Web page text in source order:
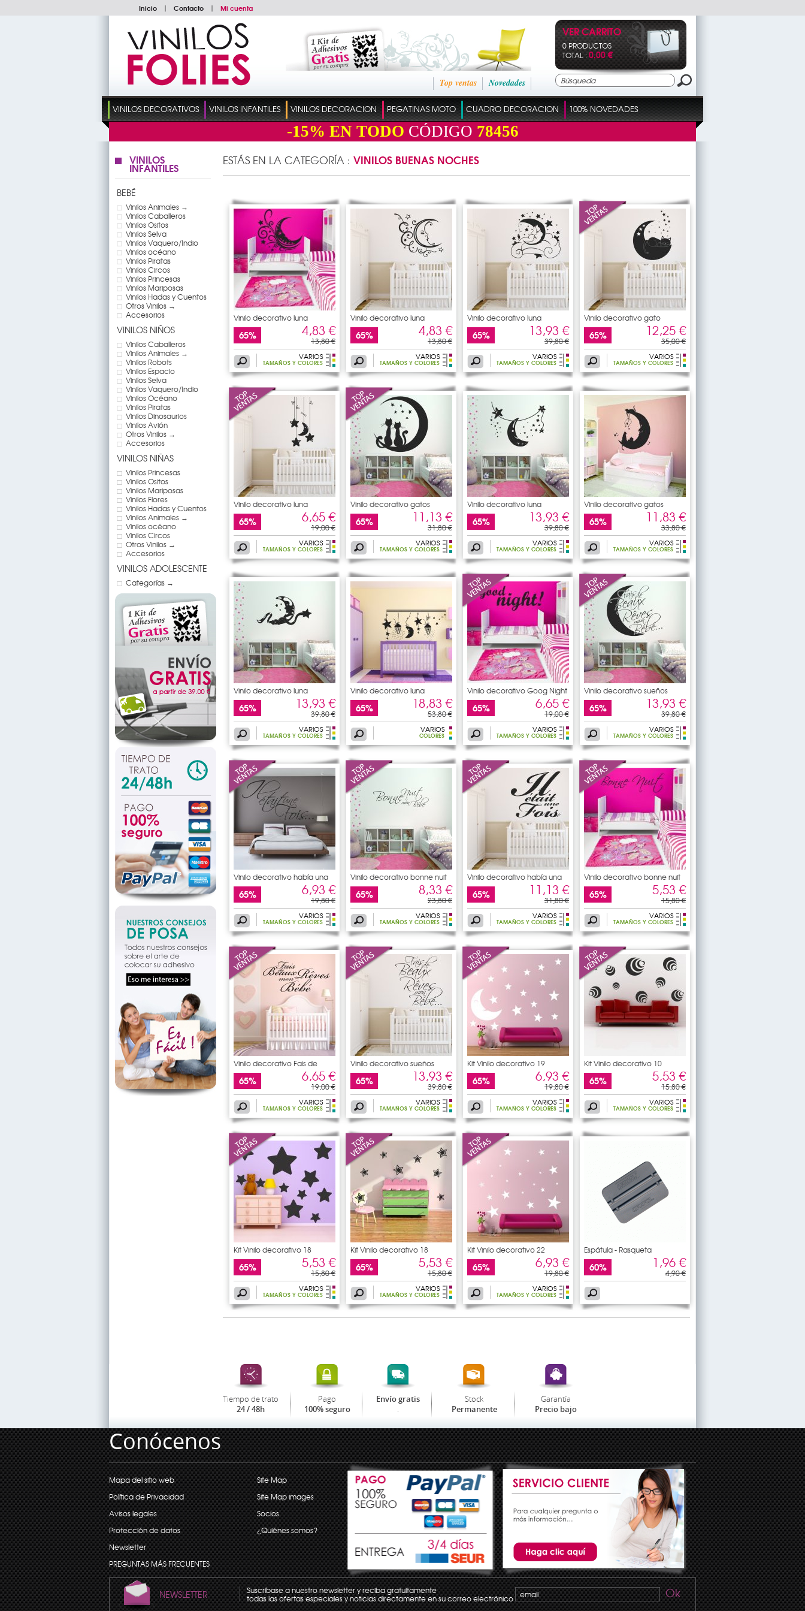
Inicio | Contacto | Mi cuenta
Novedades
Top ventas
VER CARRITO
0 PRODUCTOS
TOTAL :0,00 €
VINILOS DECORATIVOS VINILOS INFANTILES VINILOS DECORACION PEGATINAS MOTO CUADRO DECORACION 100% NOVEDADES
-15% EN TODO CÓDIGO 78456
VINILOS
INFANTILES
BEBÉ
Vinilos Animales →
Vinilos Caballeros
Vinilos Ositos
Vinilos Selva
Vinilos Vaquero/Indio
Vinilos océano
Vinilos Piratas
Vinilos Circos
Vinilos Princesas
Vinilos Mariposas
Vinilos Hadas y Cuentos
Otros Vinilos →
Accesorios
VINILOS NIÑOS
Vinilos Caballeros
Vinilos Animales →
Vinilos Robots
Vinilos Espacio
Vinilos Selva
Vinilos Vaquero/Indio
Vinilos Océano
Vinilos Piratas
Vinilos Dinosaurios
Vinilos Avión
Otros Vinilos →
Accesorios
VINILOS NIÑAS
Vinilos Princesas
Vinilos Ositos
Vinilos Mariposas
Vinilos Flores
Vinilos Hadas y Cuentos
Vinilos Animales →
Vinilos océano
Vinilos Circos
Otros Vinilos →
Accesorios
VINILOS ADOLESCENTE
Categorías →
ESTÁS EN LA CATEGORÍA : VINILOS BUENAS NOCHES
Vinilo decorativo luna
65% 4,83 €
13,80 €
VARIOS
TAMAÑOS Y COLORES
Vinilo decorativo luna
65% 4,83 €
13,80 €
VARIOS
TAMAÑOS Y COLORES
Vinilo decorativo luna
65% 13,93 €
39,80 €
VARIOS
TAMAÑOS Y COLORES
Vinilo decorativo gato
65% 12,25 €
35,00 €
VARIOS
TAMAÑOS Y COLORES
Vinilo decorativo luna
65% 6,65 €
19,00 €
VARIOS
TAMAÑOS Y COLORES
Vinilo decorativo gatos
65% 11,13 €
31,80 €
VARIOS
TAMAÑOS Y COLORES
Vinilo decorativo luna
65% 13,93 €
39,80 €
VARIOS
TAMAÑOS Y COLORES
Vinilo decorativo gatos
65% 11,83 €
33,80 €
VARIOS
TAMAÑOS Y COLORES
Vinilo decorativo luna
65% 13,93 €
39,80 €
VARIOS
TAMAÑOS Y COLORES
Vinilo decorativo luna
65% 18,83 €
53,80 €
VARIOS
COLORES
Vinilo decorativo Goog Night
65% 6,65 €
19,00 €
VARIOS
TAMAÑOS Y COLORES
Vinilo decorativo sueños
65% 13,93 €
39,80 €
VARIOS
TAMAÑOS Y COLORES
Vinilo decorativo había una
65% 6,93 €
19,80 €
VARIOS
TAMAÑOS Y COLORES
Vinilo decorativo bonne nuit
65% 8,33 €
23,80 €
VARIOS
TAMAÑOS Y COLORES
Vinilo decorativo había una
65% 11,13 €
31,80 €
VARIOS
TAMAÑOS Y COLORES
Vinilo decorativo bonne nuit
65% 5,53 €
15,80 €
VARIOS
TAMAÑOS Y COLORES
Vinilo decorativo Fais de
65% 6,65 €
19,00 €
VARIOS
TAMAÑOS Y COLORES
Vinilo decorativo sueños
65% 13,93 €
39,80 €
VARIOS
TAMAÑOS Y COLORES
Kit Vinilo decorativo 19
65% 6,93 €
19,80 €
VARIOS
TAMAÑOS Y COLORES
Kit Vinilo decorativo 10
65% 5,53 €
15,80 €
VARIOS
TAMAÑOS Y COLORES
Kit Vinilo decorativo 18
65% 5,53 €
15,80 €
VARIOS
TAMAÑOS Y COLORES
Kit Vinilo decorativo 18
65% 5,53 €
15,80 €
VARIOS
TAMAÑOS Y COLORES
Kit Vinilo decorativo 22
65% 6,93 €
19,80 €
VARIOS
TAMAÑOS Y COLORES
Espátula - Rasqueta
60% 1,96 €
4,90 €
Tiempo de trato
24 / 48h
Pago
100% seguro
Envío gratis
.
Stock
Permanente
Garantía
Precio bajo
Conócenos
Mapa del sitio web
Política de Privacidad
Avisos legales
Protección de datos
Newsletter
PREGUNTAS MÁS FRECUENTES
Site Map
Site Map images
Socios
¿Quiénes somos?
NEWSLETTER Suscríbase a nuestro newsletter y reciba gratuitamente
todas las ofertas especiales y noticias directamente en su correo electrónico Ok